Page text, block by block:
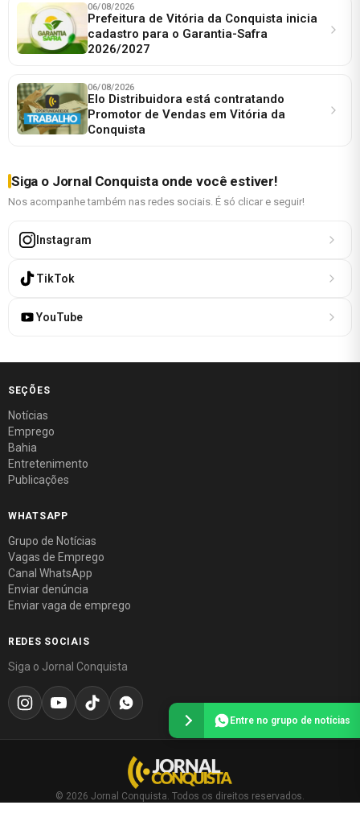
06/08/2026
Prefeitura de Vitória da Conquista inicia
cadastro para o Garantia-Safra
2026/2027
06/08/2026
Elo Distribuidora está contratando
Promotor de Vendas em Vitória da
Conquista
Siga o Jornal Conquista onde você estiver!
Nos acompanhe também nas redes sociais. É só clicar e seguir!
Instagram
TikTok
YouTube
SEÇÕES
Notícias
Emprego
Bahia
Entretenimento
Publicações
WHATSAPP
Grupo de Notícias
Vagas de Emprego
Canal WhatsApp
Enviar denúncia
Enviar vaga de emprego
REDES SOCIAIS
Siga o Jornal Conquista
© 2026 Jornal Conquista. Todos os direitos reservados.
Entre no grupo de notícias